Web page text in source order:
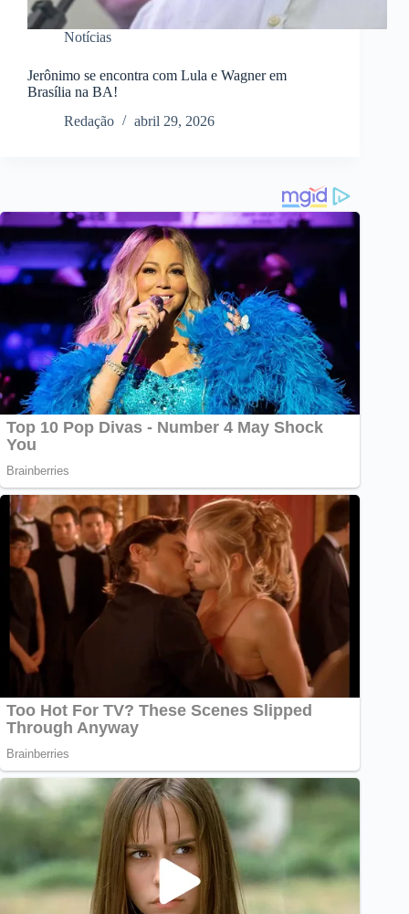
Notícias
Jerônimo se encontra com Lula e Wagner em
Brasília na BA!
Redação
abril 29, 2026